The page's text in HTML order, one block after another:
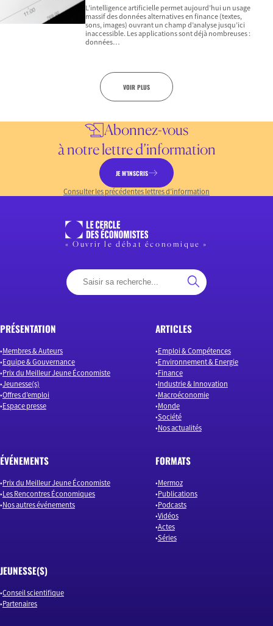
L’intelligence artificielle permet aujourd’hui un usage
massif des données alternatives en finance (textes,
sons, images) ouvrant un champ d’analyse jusqu’ici
inaccessible. Les applications sont déjà nombreuses :
données…
VOIR PLUS
Abonnez-vous
à notre lettre d’information
JE M’INSCRIS
Consulter les précédentes lettres d’information
« Ouvrir le débat économique »
PRÉSENTATION
Membres & Auteurs
Equipe & Gouvernance
Prix du Meilleur Jeune Économiste
Jeunesse(s)
Offres d’emploi
Espace presse
ARTICLES
Emploi & Compétences
Environnement & Energie
Finance
Industrie & Innovation
Macroéconomie
Monde
Société
Nos actualités
ÉVÉNEMENTS
Prix du Meilleur Jeune Économiste
Les Rencontres Économiques
Nos autres événements
FORMATS
Mermoz
Publications
Podcasts
Vidéos
Actes
Séries
JEUNESSE(S)
Conseil scientifique
Partenaires